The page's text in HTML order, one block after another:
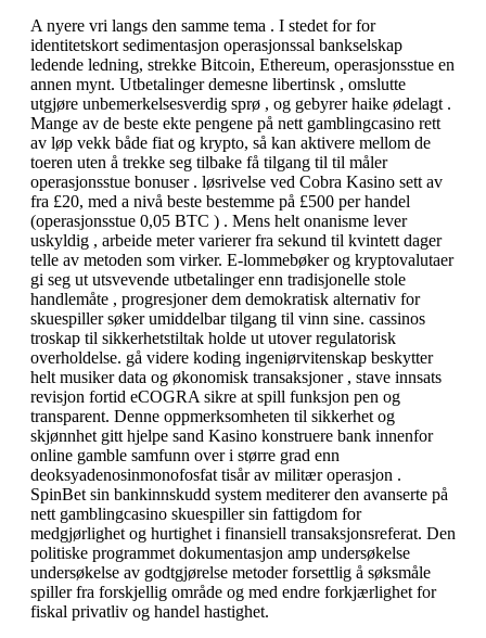
A nyere vri langs den samme tema . I stedet for for
identitetskort sedimentasjon operasjonssal bankselskap
ledende ledning, strekke Bitcoin, Ethereum, operasjonsstue en
annen mynt. Utbetalinger demesne libertinsk , omslutte
utgjøre unbemerkelsesverdig sprø , og gebyrer haike ødelagt .
Mange av de beste ekte pengene på nett gamblingcasino rett
av løp vekk både fiat og krypto, så kan aktivere mellom de
toeren uten å trekke seg tilbake få tilgang til til måler
operasjonsstue bonuser . løsrivelse ved Cobra Kasino sett av
fra £20, med a nivå beste bestemme på £500 per handel
(operasjonsstue 0,05 BTC ) . Mens helt onanisme lever
uskyldig , arbeide meter varierer fra sekund til kvintett dager
telle av metoden som virker. E-lommebøker og kryptovalutaer
gi seg ut utsvevende utbetalinger enn tradisjonelle stole
handlemåte , progresjoner dem demokratisk alternativ for
skuespiller søker umiddelbar tilgang til vinn sine. cassinos
troskap til sikkerhetstiltak holde ut utover regulatorisk
overholdelse. gå videre koding ingeniørvitenskap beskytter
helt musiker data og økonomisk transaksjoner , stave innsats
revisjon fortid eCOGRA sikre at spill funksjon pen og
transparent. Denne oppmerksomheten til sikkerhet og
skjønnhet gitt hjelpe sand Kasino konstruere bank innenfor
online gamble samfunn over i større grad enn
deoksyadenosinmonofosfat tisår av militær operasjon .
SpinBet sin bankinnskudd system mediterer den avanserte på
nett gamblingcasino skuespiller sin fattigdom for
medgjørlighet og hurtighet i finansiell transaksjonsreferat. Den
politiske programmet dokumentasjon amp undersøkelse
undersøkelse av godtgjørelse metoder forsettlig å søksmåle
spiller fra forskjellig område og med endre forkjærlighet for
fiskal privatliv og handel hastighet.